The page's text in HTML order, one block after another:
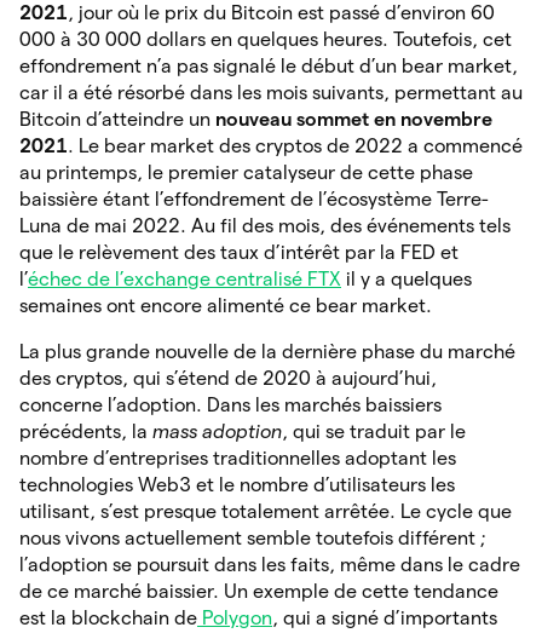
2021, jour où le prix du Bitcoin est passé d’environ 60
000 à 30 000 dollars en quelques heures. Toutefois, cet
effondrement n’a pas signalé le début d’un bear market,
car il a été résorbé dans les mois suivants, permettant au
Bitcoin d’atteindre un nouveau sommet en novembre
2021. Le bear market des cryptos de 2022 a commencé
au printemps, le premier catalyseur de cette phase
baissière étant l’effondrement de l’écosystème Terre-
Luna de mai 2022. Au fil des mois, des événements tels
que le relèvement des taux d’intérêt par la FED et
l’échec de l’exchange centralisé FTX il y a quelques
semaines ont encore alimenté ce bear market.
La plus grande nouvelle de la dernière phase du marché
des cryptos, qui s’étend de 2020 à aujourd’hui,
concerne l’adoption. Dans les marchés baissiers
précédents, la mass adoption, qui se traduit par le
nombre d’entreprises traditionnelles adoptant les
technologies Web3 et le nombre d’utilisateurs les
utilisant, s’est presque totalement arrêtée. Le cycle que
nous vivons actuellement semble toutefois différent ;
l’adoption se poursuit dans les faits, même dans le cadre
de ce marché baissier. Un exemple de cette tendance
est la blockchain de Polygon, qui a signé d’importants